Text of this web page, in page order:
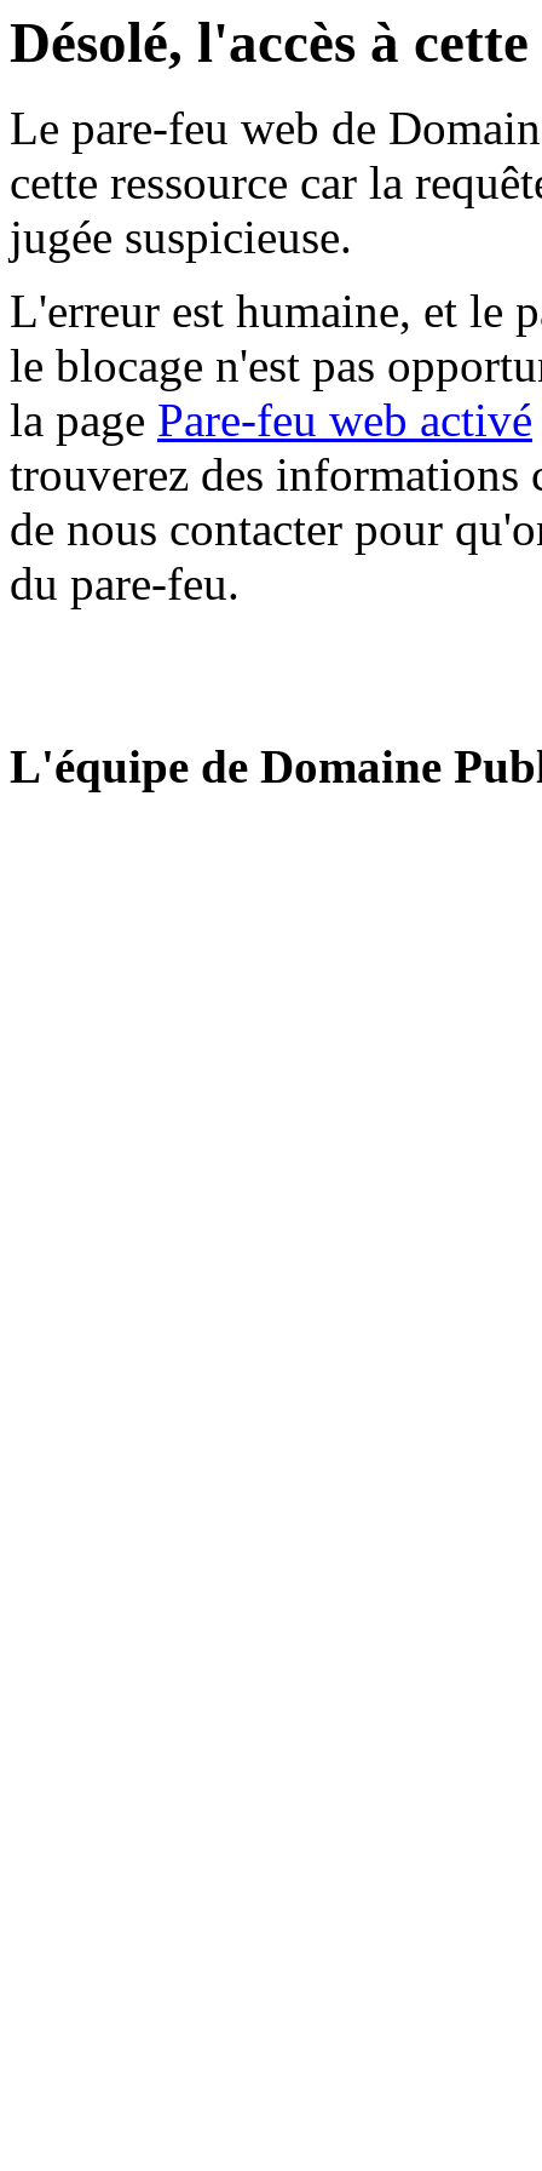
Désolé, l'accès à
Le pare-feu web de
cette ressource car la
jugée suspicieuse.
L'erreur est humaine, et le
le blocage n'est pas
la page Pare-feu web activé
trouverez des informations
de nous contacter pour
du pare-feu.
L'équipe de Domaine